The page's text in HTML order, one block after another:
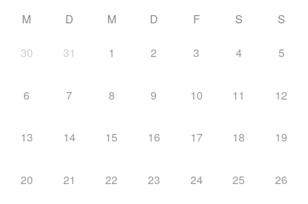
M D M D F S S
30 31 1 2 3 4 5
6 7 8 9 10 11 12
13 14 15 16 17 18 19
20 21 22 23 24 25 26